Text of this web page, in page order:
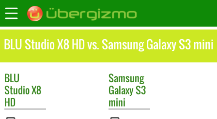
BLU Studio X8 HD vs. Samsung Galaxy S3 mini
BLU
Studio X8
HD
Samsung
Galaxy S3
mini